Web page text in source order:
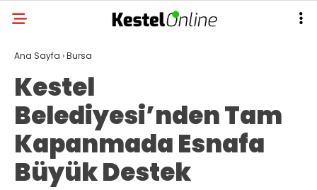
Ana Sayfa ›Bursa
Kestel
Belediyesi’nden Tam
Kapanmada Esnafa
Büyük Destek